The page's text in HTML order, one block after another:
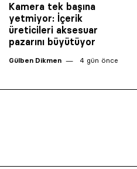
Kamera tek başına
yetmiyor: İçerik
üreticileri aksesuar
pazarını büyütüyor
Gülben Dikmen 4 gün önce